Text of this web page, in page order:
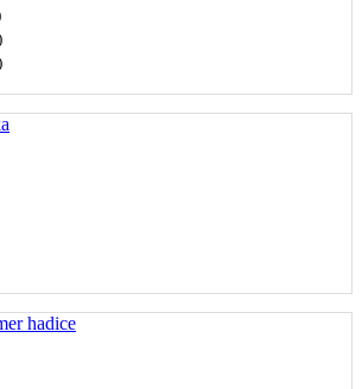
hadice